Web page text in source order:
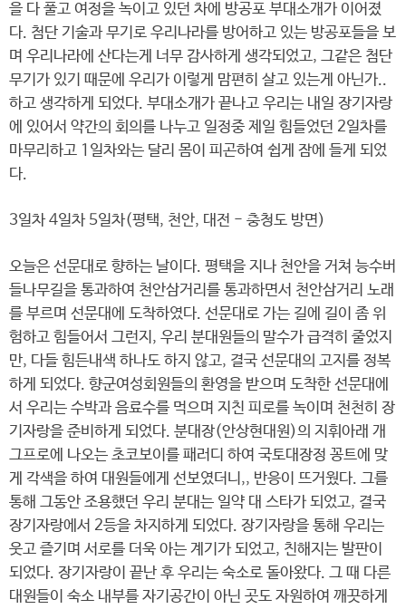
을 다 풀고 여정을 녹이고 있던 차에 방공포 부대소개가 이어졌
다. 첨단 기술과 무기로 우리나라를 방어하고 있는 방공포들을 보
며 우리나라에 산다는게 너무 감사하게 생각되었고, 그같은 첨단
무기가 있기 때문에 우리가 이렇게 맘편히 살고 있는게 아닌가..
하고 생각하게 되었다. 부대소개가 끝나고 우리는 내일 장기자랑
에 있어서 약간의 회의를 나누고 일정중 제일 힘들었던 2일차를
마무리하고 1일차와는 달리 몸이 피곤하여 쉽게 잠에 들게 되었
다.
3일차 4일차 5일차(평택, 천안, 대전 - 충청도 방면)
오늘은 선문대로 향하는 날이다. 평택을 지나 천안을 거쳐 능수버
들나무길을 통과하여 천안삼거리를 통과하면서 천안삼거리 노래
를 부르며 선문대에 도착하였다. 선문대로 가는 길에 길이 좀 위
험하고 힘들어서 그런지, 우리 분대원들의 말수가 급격히 줄었지
만, 다들 힘든내색 하나도 하지 않고, 결국 선문대의 고지를 정복
하게 되었다. 향군여성회원들의 환영을 받으며 도착한 선문대에
서 우리는 수박과 음료수를 먹으며 지친 피로를 녹이며 천천히 장
기자랑을 준비하게 되었다. 분대장(안상현대원)의 지휘아래 개
그프로에 나오는 초코보이를 패러디 하여 국토대장정 꽁트에 맞
게 각색을 하여 대원들에게 선보였더니,, 반응이 뜨거웠다. 그를
통해 그동안 조용했던 우리 분대는 일약 대 스타가 되었고, 결국
장기자랑에서 2등을 차지하게 되었다. 장기자랑을 통해 우리는
웃고 즐기며 서로를 더욱 아는 계기가 되었고, 친해지는 발판이
되었다. 장기자랑이 끝난 후 우리는 숙소로 돌아왔다. 그 때 다른
대원들이 숙소 내부를 자기공간이 아닌 곳도 자원하여 깨끗하게